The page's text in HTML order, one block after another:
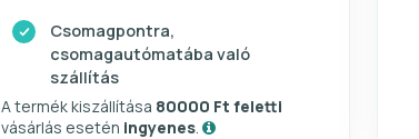
Csomagpontra,
csomagautómatába való
szállítás
A termék kiszállítása 80000 Ft feletti
vásárlás esetén ingyenes.